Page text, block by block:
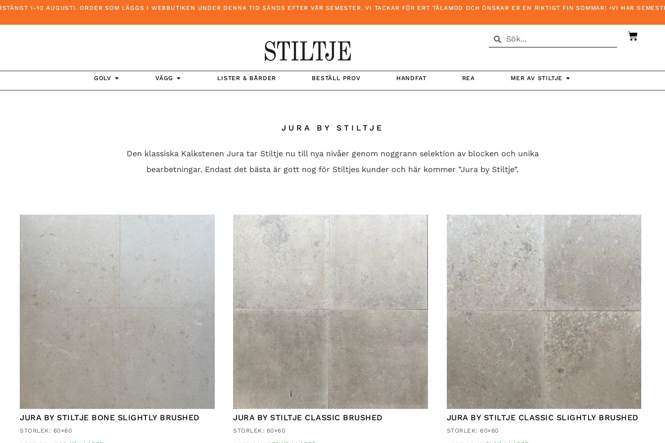
1-10 AUGUSTI. ORDER SOM LÄGGS I WEBBUTIKEN UNDER DENNA TID SÄNDS EFTER VÅR SEMESTER. VI TACKAR FÖR ERT TÅLAMOD OCH ÖNSKAR ER EN RIKTIGT FIN SOMMAR! •VI HAR
GOLV VÄGG LISTER & BÅRDER BESTÄLL PROV HANDFAT REA MER AV STILTJE
JURA BY STILTJE
Den klassiska Kalkstenen Jura tar Stiltje nu till nya nivåer genom noggrann selektion av blocken och unika
bearbetningar. Endast det bästa är gott nog för Stiltjes kunder och här kommer ”Jura by Stiltje”.
JURA BY STILTJE BONE SLIGHTLY BRUSHED
STORLEK: 60×60
JURA BY STILTJE CLASSIC BRUSHED
STORLEK: 60×60
JURA BY STILTJE CLASSIC SLIGHTLY BRUSHED
STORLEK: 60×60